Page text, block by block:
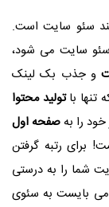
سئو سایت است.
سئو سایت می شود،
و جذب بک لینک
تنها باتولید محتوا
را بهصفحه اول
برای رتبه گرفتن
شما را به درستی
می بایست به سئوی